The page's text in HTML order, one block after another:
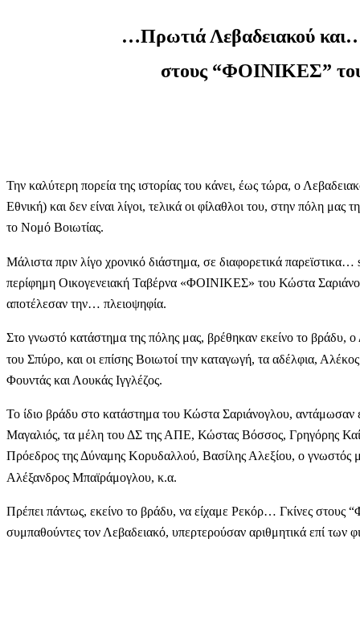
…Πρωτιά Λεβαδειακού
στους “ΦΟΙΝΙΚΕΣ”
Την καλύτερη πορεία της ιστορίας του κάνει, έως τώρα, ο
Εθνική) και δεν είναι λίγοι, τελικά οι φίλαθλοι του, στην πόλη
το Νομό Βοιωτίας.
Μάλιστα πριν λίγο χρονικό διάστημα, σε διαφορετικά
περίφημη Οικογενειακή Ταβέρνα «ΦΟΙΝΙΚΕΣ» του Κώστα
αποτέλεσαν την… πλειοψηφία.
Στο γνωστό κατάστημα της πόλης μας, βρέθηκαν εκείνο το βράδυ,
του Σπύρο, και οι επίσης Βοιωτοί την καταγωγή, τα αδέλφια,
Φουντάς και Λουκάς Ιγγλέζος.
Το ίδιο βράδυ στο κατάστημα του Κώστα Σαριάνογλου, αντάμωσαν
Μαγαλιός, τα μέλη του ΔΣ της ΑΠΕ, Κώστας Βόσσος, Γρηγόρης
Πρόεδρος της Δύναμης Κορυδαλλού, Βασίλης Αλεξίου, ο γνωστός
Αλέξανδρος Μπαϊράμογλου, κ.α.
Πρέπει πάντως, εκείνο το βράδυ, να είχαμε Ρεκόρ… Γκίνες
συμπαθούντες τον Λεβαδειακό, υπερτερούσαν αριθμητικά επί